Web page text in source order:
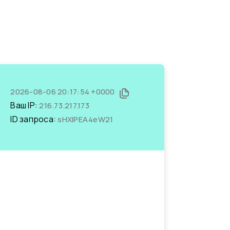
2026-08-06 20:17:54 +0000
Ваш IP:216.73.217.173
ID запроса:sHXlPEA4eW21